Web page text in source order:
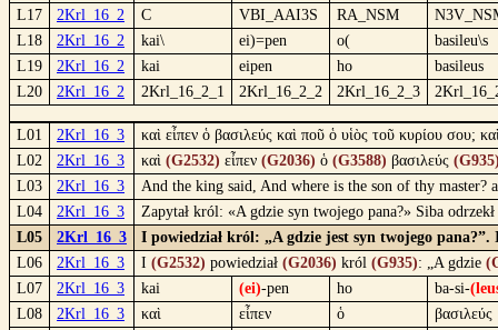
L17
2Krl_16_2 C VBI_AAI3S RA_NSM
L18
2Krl_16_2 kai\ ei)=pen o(
basileu\s
L19
2Krl_16_2 kai eipen ho
basileus
L20
2Krl_16_2 2Krl_16_2_1 2Krl_16_2_2 2Krl_16_2_3
L01 2Krl_16_3
καὶ εἶπεν ὁ βασιλεύς καὶ ποῦ ὁ υἱὸς τοῦ κυρίου σου;
L02
2Krl_16_3 καὶ (G2532) εἶπεν (G2036) ὁ (G3588) βασιλεύς
L03
2Krl_16_3
And the king said, And where is the son of thy master?
L04
2Krl_16_3
Zapytał król: «A gdzie syn twojego pana?» Siba
L05
2Krl_16_3
I powiedział król: „A gdzie jest syn twojego
L06
2Krl_16_3 I (G2532) powiedział (G2036) król (G935): „A gdzie
L07
2Krl_16_3 kai (ei)-pen ho ba-si-
L08
2Krl_16_3 καὶ εἶπεν ὁ
βασιλεύς